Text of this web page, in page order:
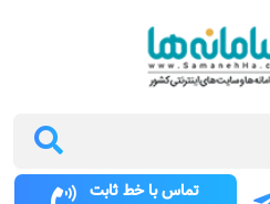
تماس با خط ثابت